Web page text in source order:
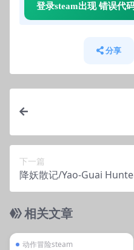
登录steam出现 错误代
分享
下一篇
降妖散记/Yao-Guai
相关文章
动作冒险steam